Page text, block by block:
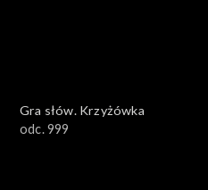
Gra słów. Krzyżówka
odc. 999